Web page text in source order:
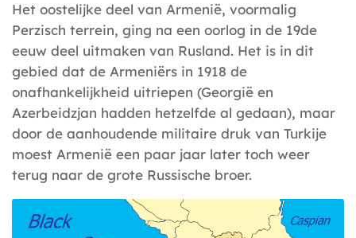
Het oostelijke deel van Armenië, voormalig
Perzisch terrein, ging na een oorlog in de 19de
eeuw deel uitmaken van Rusland. Het is in dit
gebied dat de Armeniërs in 1918 de
onafhankelijkheid uitriepen (Georgië en
Azerbeidzjan hadden hetzelfde al gedaan), maar
door de aanhoudende militaire druk van Turkije
moest Armenië een paar jaar later toch weer
terug naar de grote Russische broer.